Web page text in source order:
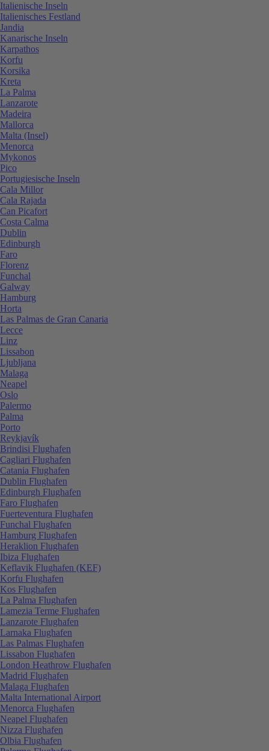
Italienische Inseln
Italienisches Festland
Jandia
Kanarische Inseln
Karpathos
Korfu
Korsika
Kreta
La Palma
Lanzarote
Madeira
Mallorca
Malta (Insel)
Menorca
Mykonos
Pico
Portugiesische Inseln
Cala Millor
Cala Rajada
Can Picafort
Costa Calma
Dublin
Edinburgh
Faro
Florenz
Funchal
Galway
Hamburg
Horta
Las Palmas de Gran Canaria
Lecce
Linz
Lissabon
Ljubljana
Malaga
Neapel
Oslo
Palermo
Palma
Porto
Reykjavík
Brindisi Flughafen
Cagliari Flughafen
Catania Flughafen
Dublin Flughafen
Edinburgh Flughafen
Faro Flughafen
Fuerteventura Flughafen
Funchal Flughafen
Hamburg Flughafen
Heraklion Flughafen
Ibiza Flughafen
Keflavik Flughafen (KEF)
Korfu Flughafen
Kos Flughafen
La Palma Flughafen
Lamezia Terme Flughafen
Lanzarote Flughafen
Larnaka Flughafen
Las Palmas Flughafen
Lissabon Flughafen
London Heathrow Flughafen
Madrid Flughafen
Malaga Flughafen
Malta International Airport
Menorca Flughafen
Neapel Flughafen
Nizza Flughafen
Olbia Flughafen